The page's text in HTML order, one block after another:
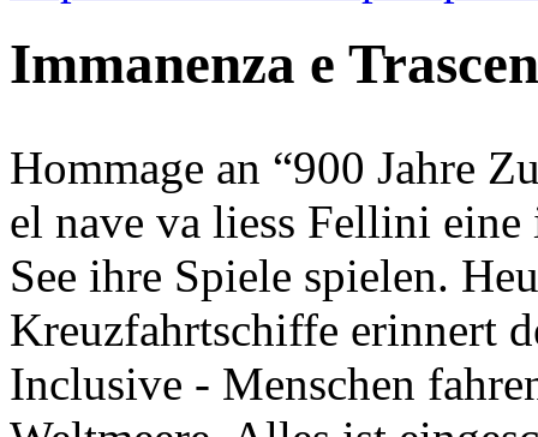
Immanenza e
Hommage an “900 Jahre
el nave va liess Fellini
See ihre Spiele spielen.
Kreuzfahrtschiffe erinnert
Inclusive - Menschen